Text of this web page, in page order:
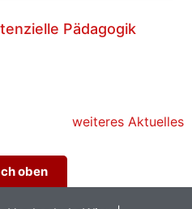
Pädagogik
weiteres Aktuelles
oben